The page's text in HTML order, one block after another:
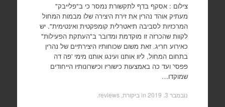
צילום : אסקף בדף לתקשורת נמסר כי ב"פלייבק"
מעתיק אוהד נהרין את זירת היצירה שלו מבמות המחול
המרכזיות לסביבה תיאטרלית קומפקטית ואינטימית". יש
לקוות שהכרזה זו מוקדמת ומדובר ב"העתקת הפעילות"
כאירוע חריג. זאת משום שכוחותיו היצירתיים של נהרין
בתחום המחול, ליוו אותנו ועינגו אותנו מימי 'פה דה
פפסי' ועד כה באמצעות כישוריו וכישרונותיו הייחודים
שמוקדו…
נובמבר 3, 2019 in ביקורת, reviews